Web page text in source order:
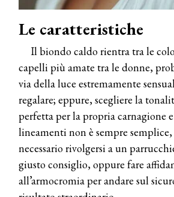
Le caratteristiche
Il biondo caldo rientra tra le
capelli più amate tra le donne,
via della luce estremamente
regalare; eppure, scegliere la
perfetta per la propria carnagione
lineamenti non è sempre semplice,
necessario rivolgersi a un
giusto consiglio, oppure fare
all’armocromia per andare sul